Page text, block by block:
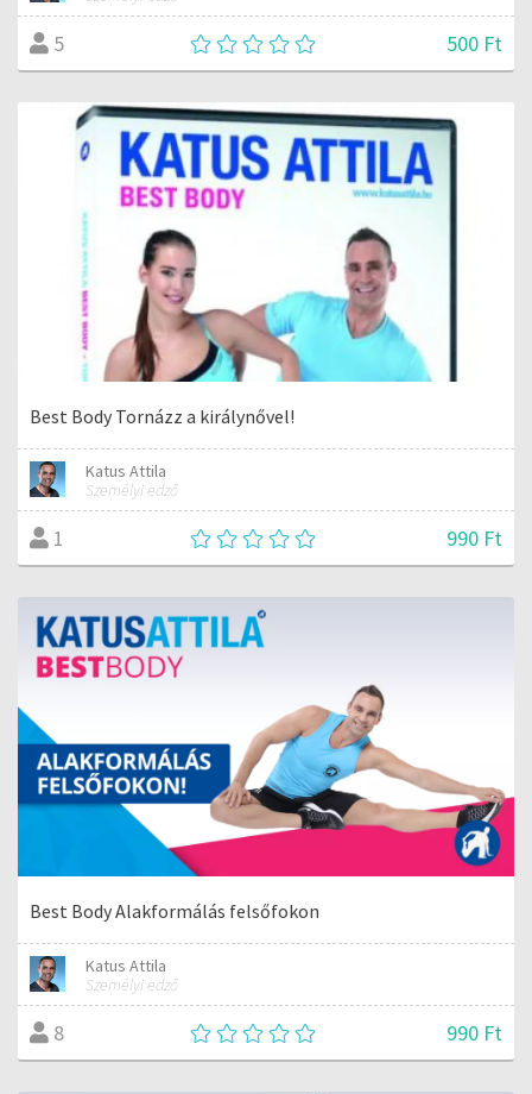
5 500 Ft
Best Body Tornázz a királynővel!
Katus Attila
Személyi edző
1 990 Ft
Best Body Alakformálás felsőfokon
Katus Attila
Személyi edző
8 990 Ft